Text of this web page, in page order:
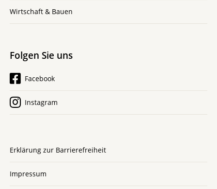
Wirtschaft & Bauen
Folgen Sie uns
Facebook
Instagram
Erklärung zur Barrierefreiheit
Impressum